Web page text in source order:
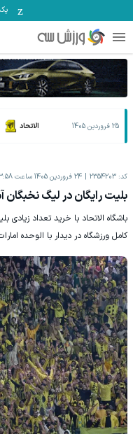
25 فروردين 1405 الاتحاد
کد: 2354203 24 فروردين 1405 ساعت 13:58
بلیت رایگان در لیگ
باشگاه الاتحاد با خرید تعداد زیادی
کامل ورزشگاه در دیدار با الوحده